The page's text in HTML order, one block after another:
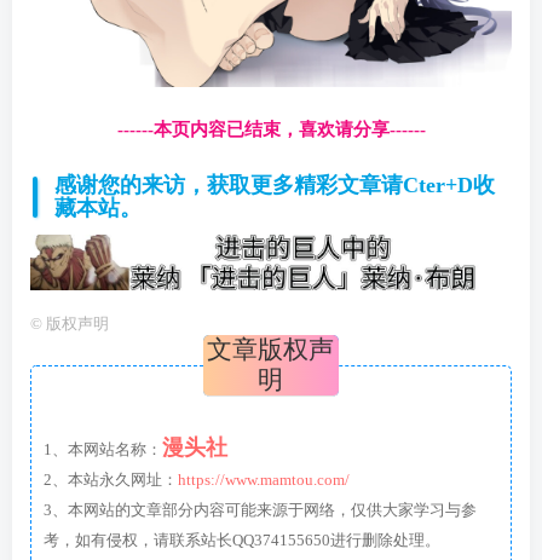
------本页内容已结束，喜欢请分享------
感谢您的来访，获取更多精彩文章请Cter+D收
藏本站。
© 版权声明
文章版权声
明
1、本网站名称： 漫头社
2、本站永久网址： https://www.mamtou.com/
3、本网站的文章部分内容可能来源于网络，仅供大家学习与参
考，如有侵权，请联系站长QQ374155650进行删除处理。